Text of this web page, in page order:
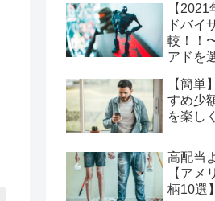
【
ドバイ
較！！
アドを
【簡単
すめ少
を楽し
高配当
【アメ
柄10選